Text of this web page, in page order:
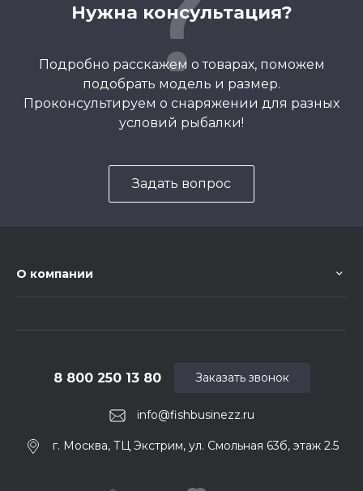
Нужна консультация?
Подробно расскажем о товарах, поможем
подобрать модель и размер.
Проконсультируем о снаряжении для разных
условий рыбалки!
Задать вопрос
О компании
info@fishbusinezz.ru
8 800 250 13 80
г. Москва, ТЦ Экстрим, ул. Смольная 63б, этаж 2.5
Заказать звонок